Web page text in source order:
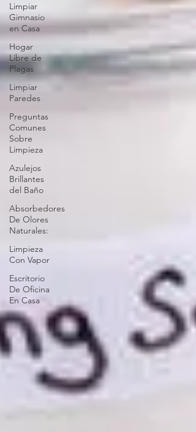
Limpiar
Gimnasio
en Casa
Hogar
Libre de
Plagas
Limpiar
Paredes
Preguntas
Comunes
Sobre
Limpieza
Azulejos
Brillantes
del Baño
Absorbedores
De Olores
Naturales:
Limpieza
Con Vapor
Escritorio
De Oficina
En Casa